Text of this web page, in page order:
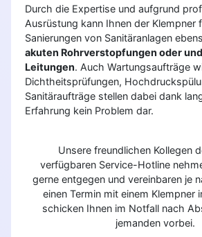
Durch die Expertise und aufgrund
Ausrüstung kann Ihnen der Klempner
Sanierungen von Sanitäranlagen
akuten Rohrverstopfungen oder
Leitungen. Auch Wartungsaufträge
Dichtheitsprüfungen,
Sanitäraufträge stellen dabei dank
Erfahrung kein Problem dar.
Unsere freundlichen Kollegen
verfügbaren Service-Hotline
gerne entgegen und vereinbaren je
einen Termin mit einem Klempner
schicken Ihnen im Notfall nach
jemanden vorbei.